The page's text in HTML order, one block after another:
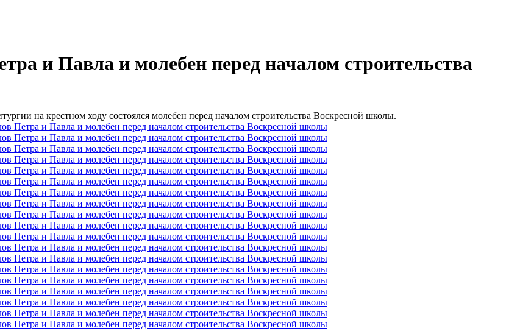
и Павла и молебен перед началом строительства
на крестном ходу состоялся молебен перед началом строительства Воскресной школы.